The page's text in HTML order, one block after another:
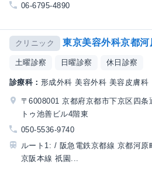
06-6795-4890
クリニック 東京美容外科京都河
土曜診察 日曜診察 休日診察
診療科： 形成外科 美容外科 美容皮膚科
〒6008001 京都府京都市下京区四条
トゥ池善ビル4階東
050-5536-9740
ルート1: / 阪急電鉄京都線 京都河
京阪本線 祇園...